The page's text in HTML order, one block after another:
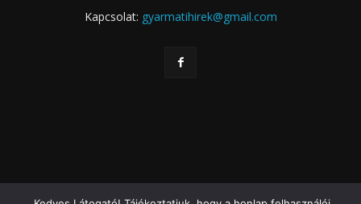
Kapcsolat: gyarmatihirek@gmail.com